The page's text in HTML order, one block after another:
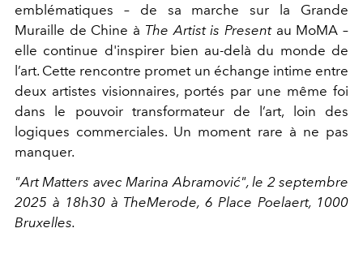
emblématiques – de sa marche sur la Grande
Muraille de Chine à The Artist is Presentau MoMA –
elle continue d'inspirer bien au-delà du monde de
l’art. Cette rencontre promet un échange intime entre
deux artistes visionnaires, portés par une même foi
dans le pouvoir transformateur de l’art, loin des
logiques commerciales. Un moment rare à ne pas
manquer.
​"Art Matters avec Marina Abramović",le 2 septembre
2025 à 18h30 ​à TheMerode, 6 Place Poelaert, 1000
Bruxelles.